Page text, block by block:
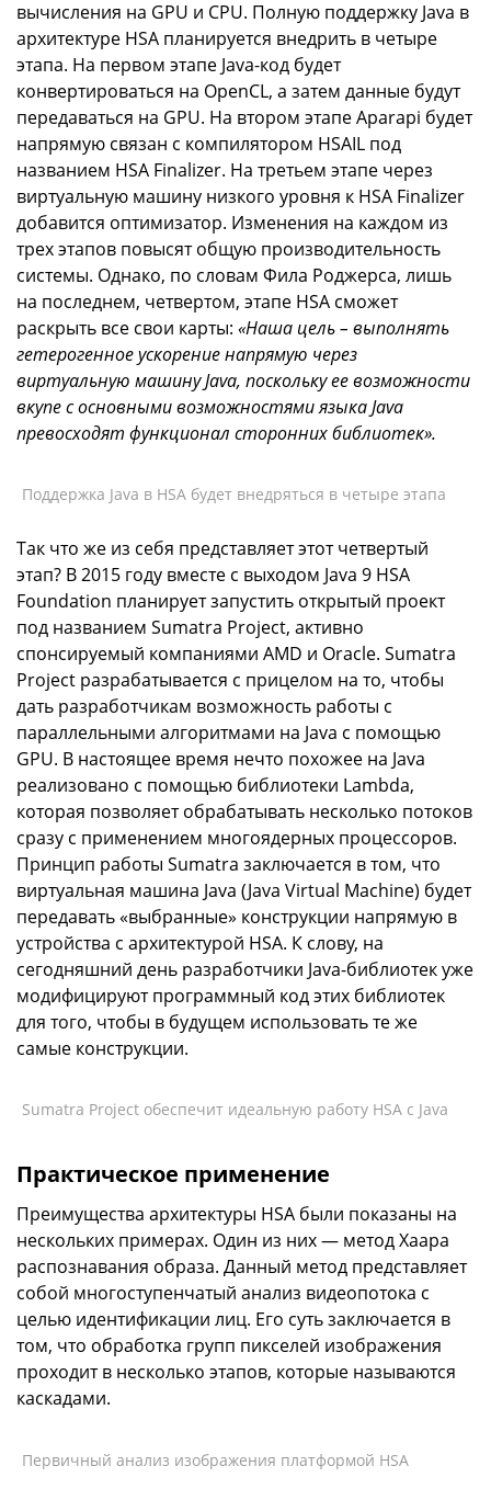
вычисления на GPU и CPU. Полную поддержку Java в
архитектуре HSA планируется внедрить в четыре
этапа. На первом этапе Java-код будет
конвертироваться на OpenCL, а затем данные будут
передаваться на GPU. На втором этапе Aparapi будет
напрямую связан с компилятором HSAIL под
названием HSA Finalizer. На третьем этапе через
виртуальную машину низкого уровня к HSA Finalizer
добавится оптимизатор. Изменения на каждом из
трех этапов повысят общую производительность
системы. Однако, по словам Фила Роджерса, лишь
на последнем, четвертом, этапе HSA сможет
раскрыть все свои карты: «Наша цель – выполнять
гетерогенное ускорение напрямую через
виртуальную машину Java, поскольку ее возможности
вкупе с основными возможностями языка Java
превосходят функционал сторонних библиотек».
Поддержка Java в HSA будет внедряться в четыре этапа
Так что же из себя представляет этот четвертый
этап? В 2015 году вместе с выходом Java 9 HSA
Foundation планирует запустить открытый проект
под названием Sumatra Project, активно
спонсируемый компаниями AMD и Oracle. Sumatra
Project разрабатывается с прицелом на то, чтобы
дать разработчикам возможность работы с
параллельными алгоритмами на Java с помощью
GPU. В настоящее время нечто похожее на Java
реализовано с помощью библиотеки Lambda,
которая позволяет обрабатывать несколько потоков
сразу с применением многоядерных процессоров.
Принцип работы Sumatra заключается в том, что
виртуальная машина Java (Java Virtual Machine) будет
передавать «выбранные» конструкции напрямую в
устройства с архитектурой HSA. К слову, на
сегодняшний день разработчики Java-библиотек уже
модифицируют программный код этих библиотек
для того, чтобы в будущем использовать те же
самые конструкции.
Sumatra Project обеспечит идеальную работу HSA с Java
Практическое применение
Преимущества архитектуры HSA были показаны на
нескольких примерах. Один из них — метод Хаара
распознавания образа. Данный метод представляет
собой многоступенчатый анализ видеопотока с
целью идентификации лиц. Его суть заключается в
том, что обработка групп пикселей изображения
проходит в несколько этапов, которые называются
каскадами.
Первичный анализ изображения платформой HSA